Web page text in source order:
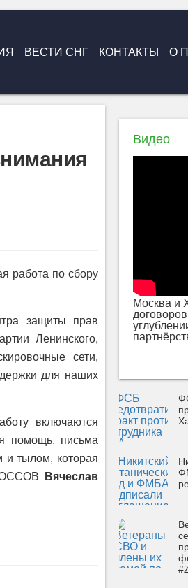
ВЕСТИ СНГ КОНТАКТЫ О
работа по сбору
защиты прав
Ленинского,
сети,
для наших
включаются
помощь, письма
и тылом, которая
Вячеслав
Видео
Москва и